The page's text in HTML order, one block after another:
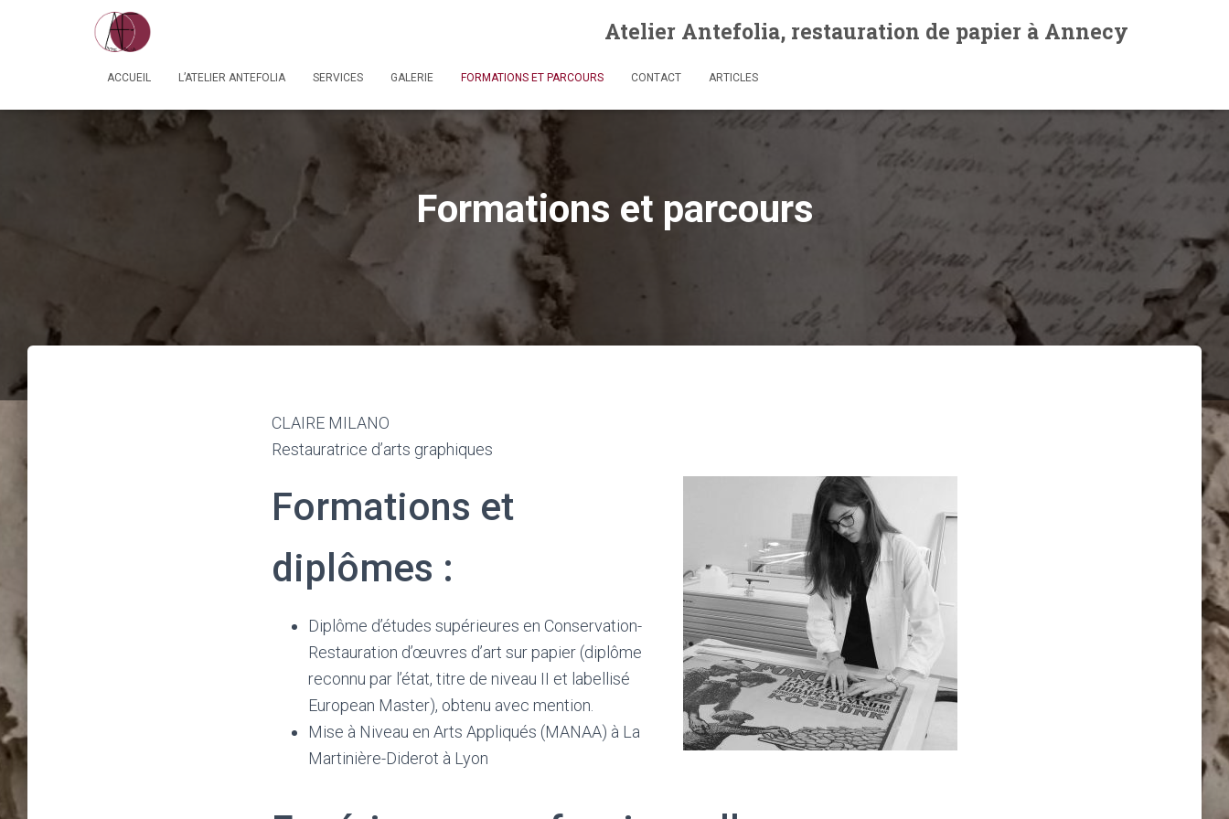
Atelier Antefolia, restauration de papier à Annecy
ACCUEIL L’ATELIER ANTEFOLIA SERVICES GALERIE FORMATIONS ET PARCOURS CONTACT ARTICLES
Formations et parcours
CLAIRE MILANO
Restauratrice d’arts graphiques
Formations et
diplômes :
Diplôme d’études supérieures en Conservation-
Restauration d’œuvres d’art sur papier (diplôme
reconnu par l’état, titre de niveau II et labellisé
European Master), obtenu avec mention.
Mise à Niveau en Arts Appliqués (MANAA) à La
Martinière-Diderot à Lyon